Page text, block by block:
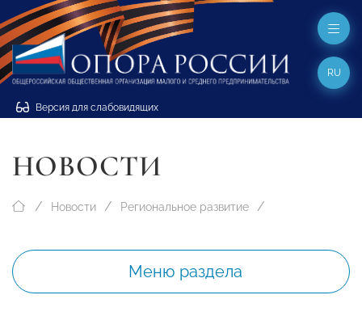
Версия для слабовидящих
RU
НОВОСТИ
Новости Региональное развитие
Меню раздела